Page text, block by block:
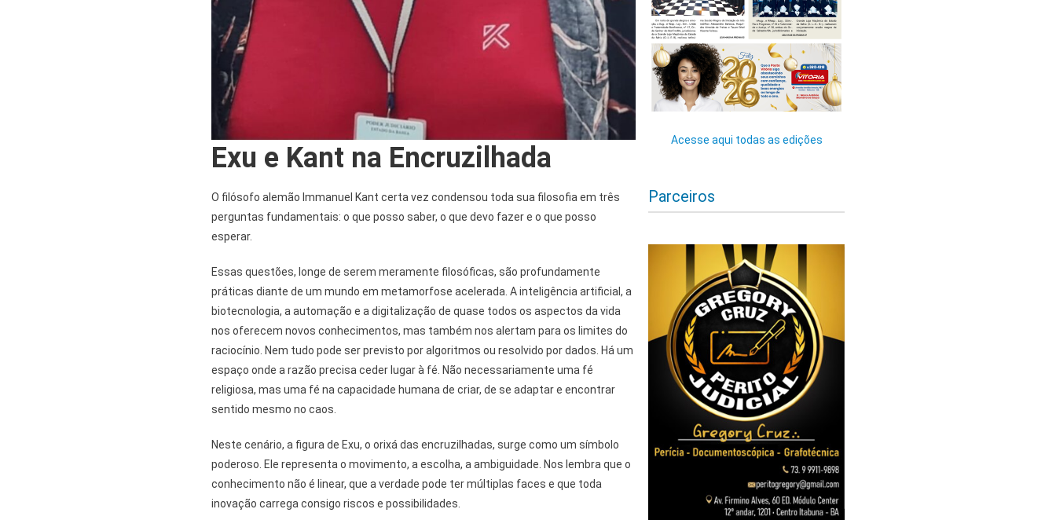
Exu e Kant na Encruzilhada
O filósofo alemão Immanuel Kant certa vez condensou toda sua filosofia em três
perguntas fundamentais: o que posso saber, o que devo fazer e o que posso
esperar.
Essas questões, longe de serem meramente filosóficas, são profundamente
práticas diante de um mundo em metamorfose acelerada. A inteligência artificial, a
biotecnologia, a automação e a digitalização de quase todos os aspectos da vida
nos oferecem novos conhecimentos, mas também nos alertam para os limites do
raciocínio. Nem tudo pode ser previsto por algoritmos ou resolvido por dados. Há um
espaço onde a razão precisa ceder lugar à fé. Não necessariamente uma fé
religiosa, mas uma fé na capacidade humana de criar, de se adaptar e encontrar
sentido mesmo no caos.
Neste cenário, a figura de Exu, o orixá das encruzilhadas, surge como um símbolo
poderoso. Ele representa o movimento, a escolha, a ambiguidade. Nos lembra que o
conhecimento não é linear, que a verdade pode ter múltiplas faces e que toda
inovação carrega consigo riscos e possibilidades.
Acesse aqui todas as edições
Parceiros